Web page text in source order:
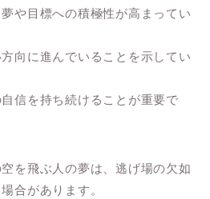
や目標への積極性が高まってい
向に進んでいることを示してい
信を持ち続けることが重要で
を飛ぶ人の夢は、逃げ場の欠如
合があります。